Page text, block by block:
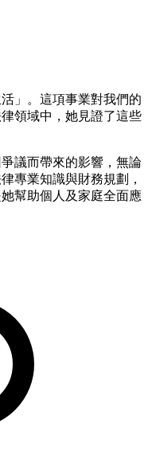
」。這項事業對我們的
領域中，她見證了這些
議而帶來的影響，無論
專業知識與財務規劃，
幫助個人及家庭全面應